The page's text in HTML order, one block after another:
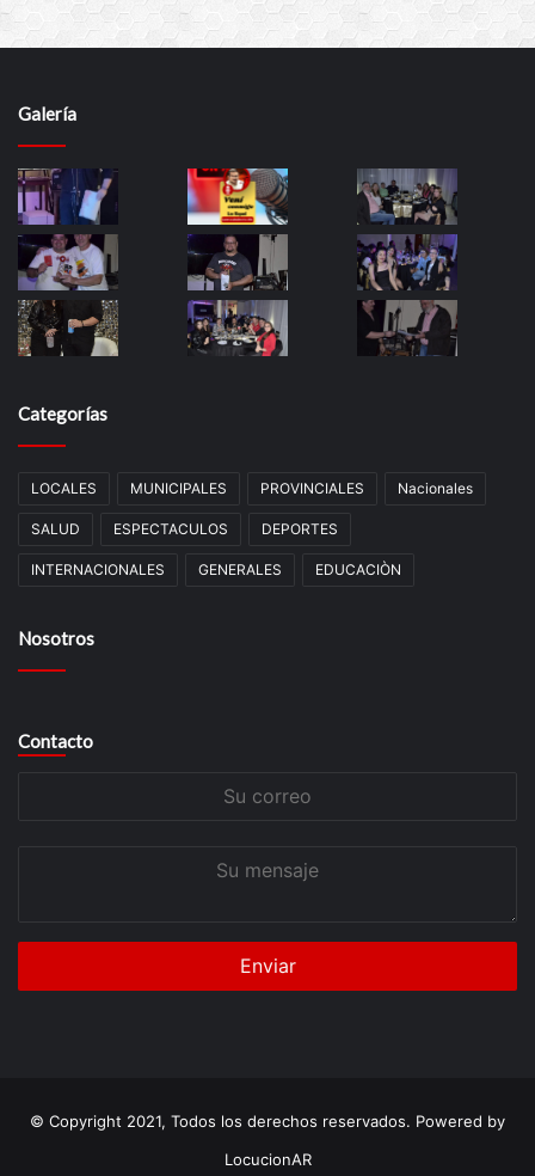
Galería
Categorías
LOCALES MUNICIPALES PROVINCIALES Nacionales
SALUD ESPECTACULOS DEPORTES
INTERNACIONALES GENERALES EDUCACIÒN
Nosotros
Contacto
© Copyright 2021, Todos los derechos reservados. Powered by
LocucionAR